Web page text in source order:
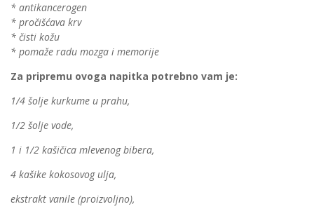
* antikancerogen
* pročišćava krv
* čisti kožu
* pomaže radu mozga i memorije
Za pripremu ovoga napitka potrebno vam je:
1/4 šolje kurkume u prahu,
1/2 šolje vode,
1 i 1/2 kašičica mlevenog bibera,
4 kašike kokosovog ulja,
ekstrakt vanile (proizvoljno),